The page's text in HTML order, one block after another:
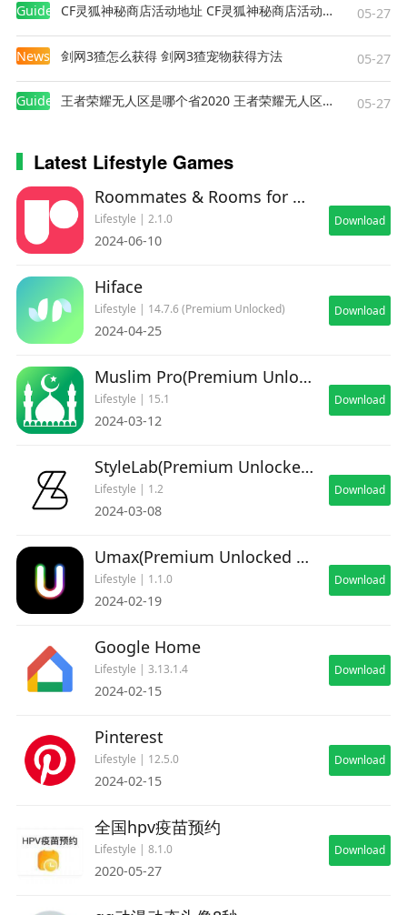
Guides CF灵狐神秘商店活动地址 CF灵狐神秘商店活动网址 05-27
News 剑网3猹怎么获得 剑网3猹宠物获得方法 05-27
Guides 王者荣耀无人区是哪个省2020 王者荣耀无人区在哪些地方 05-27
Latest Lifestyle Games
Roommates & Rooms for Rent
Lifestyle | 2.1.0
2024-06-10
Download
Hiface
Lifestyle | 14.7.6 (Premium Unlocked)
2024-04-25
Download
Muslim Pro(Premium Unlocked)
Lifestyle | 15.1
2024-03-12
Download
StyleLab(Premium Unlocked)
Lifestyle | 1.2
2024-03-08
Download
Umax(Premium Unlocked All)
Lifestyle | 1.1.0
2024-02-19
Download
Google Home
Lifestyle | 3.13.1.4
2024-02-15
Download
Pinterest
Lifestyle | 12.5.0
2024-02-15
Download
全国hpv疫苗预约
Lifestyle | 8.1.0
2020-05-27
Download